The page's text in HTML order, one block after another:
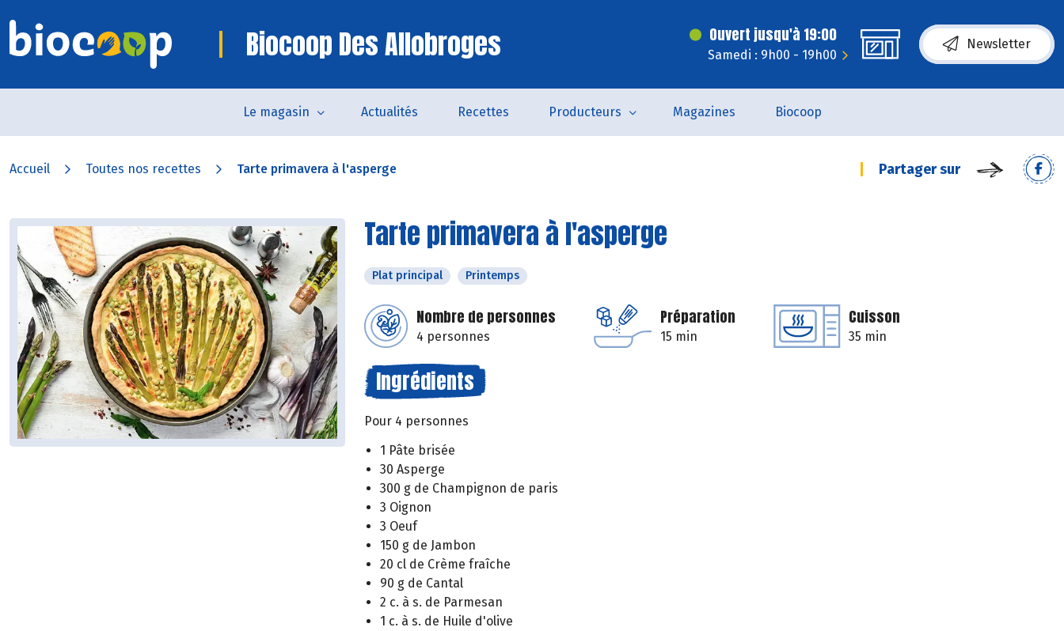
Biocoop Des Allobroges Ouvert jusqu'à 19:00
Samedi : 9h00 - 19h00
Newsletter
Le magasin Actualités Recettes Producteurs Magazines Biocoop
Accueil Toutes nos recettes Tarte primavera à l'asperge Partager sur
Tarte primavera à l'asperge
Plat principal Printemps
Nombre de personnes
4 personnes
Préparation
15 min
Cuisson
35 min
Ingrédients
Pour 4 personnes
1 Pâte brisée
30 Asperge
300 g de Champignon de paris
3 Oignon
3 Oeuf
150 g de Jambon
20 cl de Crème fraîche
90 g de Cantal
2 c. à s. de Parmesan
1 c. à s. de Huile d'olive